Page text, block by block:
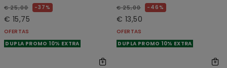
€ 25,00 37%
€ 15,75
OFERTAS
DUPLA PROMO 10% EXTRA
€ 25,00 46%
€ 13,50
OFERTAS
DUPLA PROMO 10% EXTRA